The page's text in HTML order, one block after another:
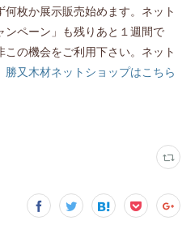
枚か展示販売始めます。ネット
ペーン」も残りあと１週間で
の機会をご利用下さい。ネット
勝又木材ネットショップはこちら